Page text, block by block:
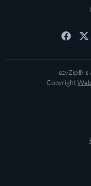
ezyZip® is
Copyright